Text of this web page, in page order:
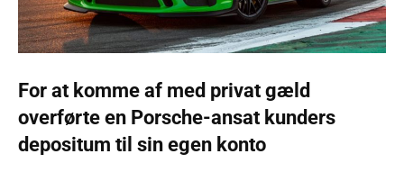
For at komme af med privat gæld
overførte en Porsche-ansat kunders
depositum til sin egen konto